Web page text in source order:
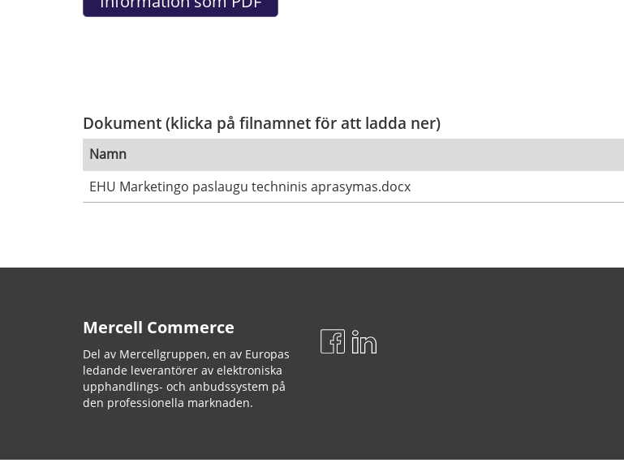
Dokument (klicka på filnamnet för att ladda ner)
Namn
EHU Marketingo paslaugu techninis aprasymas.docx
Mercell Commerce
Del av Mercellgruppen, en av Europas
ledande leverantörer av elektroniska
upphandlings- och anbudssystem på
den professionella marknaden.